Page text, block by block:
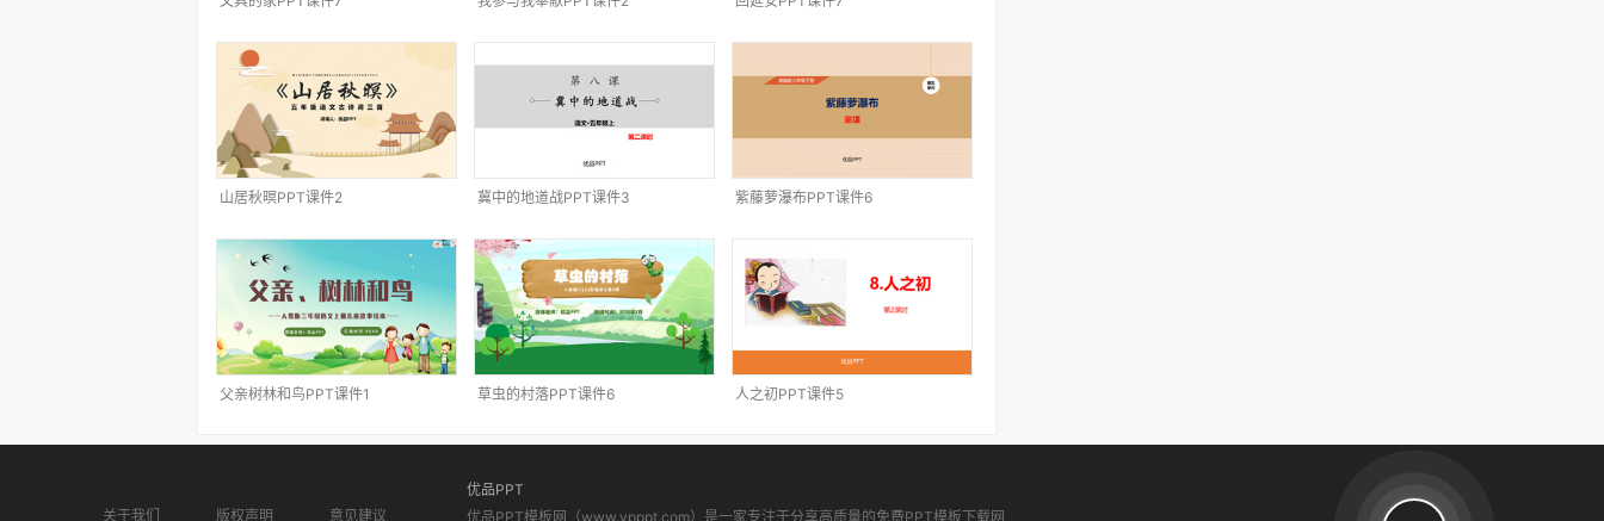
山居秋暝PPT课件2 冀中的地道战PPT课件3 紫藤萝瀑布PPT课件6
父亲树林和鸟PPT课件1 草虫的村落PPT课件6 人之初PPT课件5
关于我们 版权声明 意见建议
优品PPT
优品PPT模板网（www.ypppt.com）是一家专注于分享高质量的免费PPT模板下载网